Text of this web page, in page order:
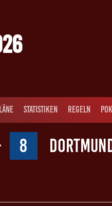
STATISTIKEN REGELN
8